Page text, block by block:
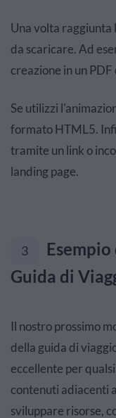
Una volta raggiunta
da scaricare. Ad
creazione in un PDF
Se utilizzi
formato HTML5.
tramite un link o
landing page.
3
Guida di
Il nostro prossimo
della guida di
eccellente per
contenuti adiacenti
sviluppare risorse,